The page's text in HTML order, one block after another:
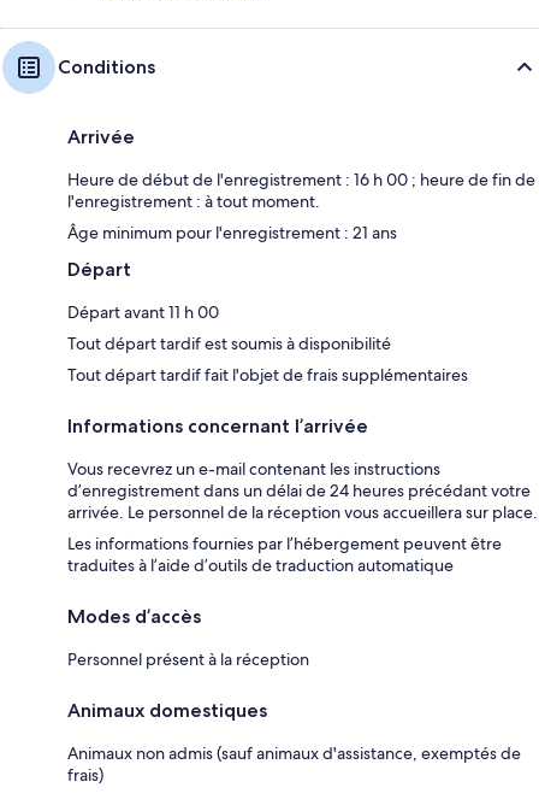
Conditions
Arrivée
Heure de début de l'enregistrement : 16 h 00 ; heure de fin de
l'enregistrement : à tout moment.
Âge minimum pour l'enregistrement : 21 ans
Départ
Départ avant 11 h 00
Tout départ tardif est soumis à disponibilité
Tout départ tardif fait l'objet de frais supplémentaires
Informations concernant l’arrivée
Vous recevrez un e-mail contenant les instructions
d’enregistrement dans un délai de 24 heures précédant votre
arrivée. Le personnel de la réception vous accueillera sur place.
Les informations fournies par l’hébergement peuvent être
traduites à l’aide d’outils de traduction automatique
Modes d’accès
Personnel présent à la réception
Animaux domestiques
Animaux non admis (sauf animaux d'assistance, exemptés de
frais)